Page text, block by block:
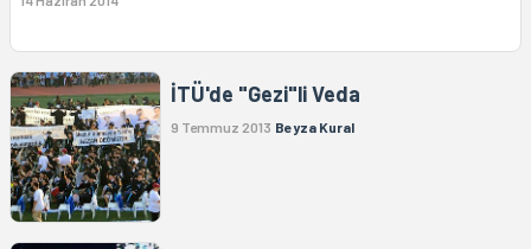
İTÜ'de "Gezi"li Veda
9 Temmuz 2013 Beyza Kural